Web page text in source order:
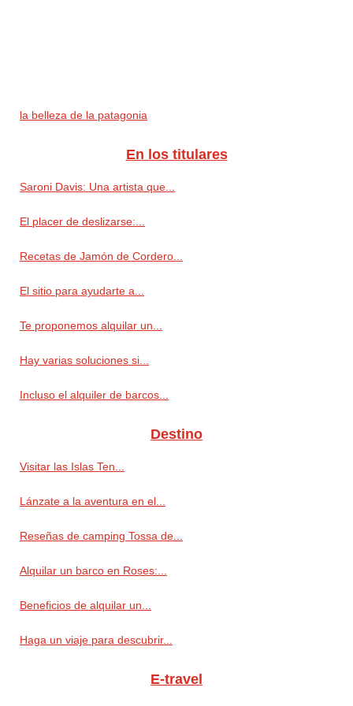
la belleza de la patagonia
En los titulares
Saroni Davis: Una artista que...
El placer de deslizarse:...
Recetas de Jamón de Cordero...
El sitio para ayudarte a...
Te proponemos alquilar un...
Hay varias soluciones si...
Incluso el alquiler de barcos...
Destino
Visitar las Islas Ten...
Lánzate a la aventura en el...
Reseñas de camping Tossa de...
Alquilar un barco en Roses:...
Beneficios de alquilar un...
Haga un viaje para descubrir...
E-travel